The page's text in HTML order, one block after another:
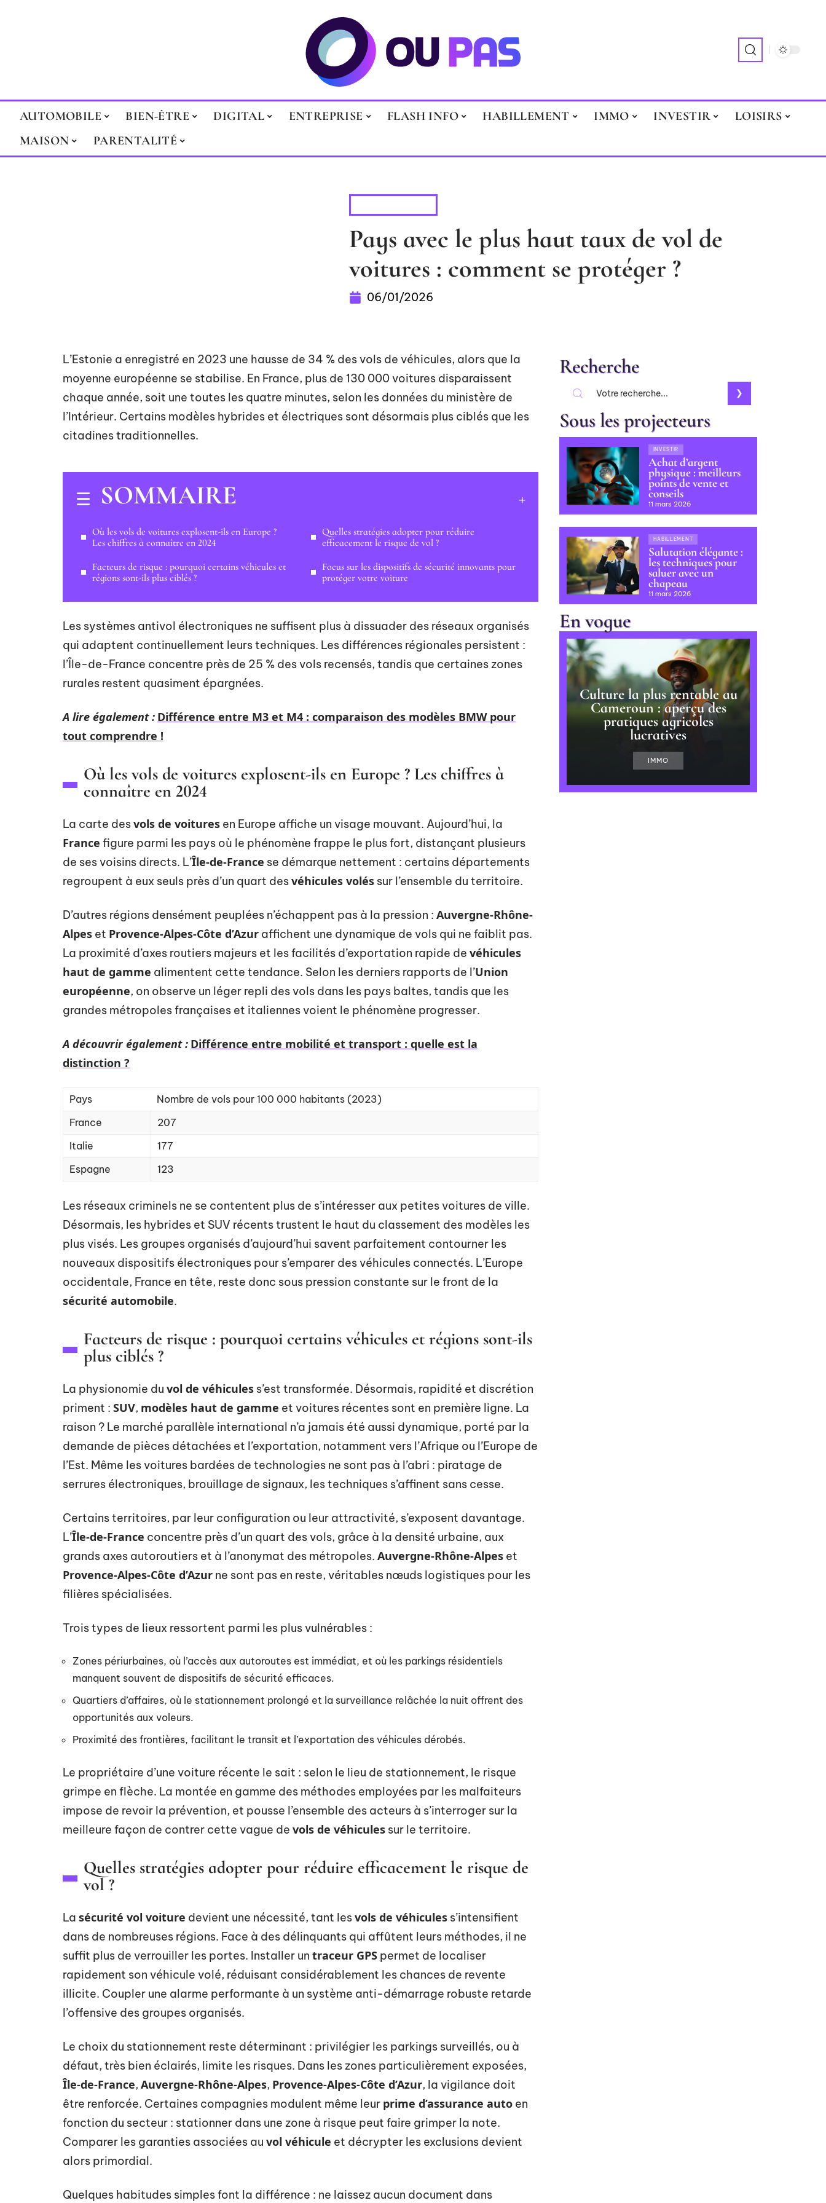
AUTOMOBILE BIEN-ÊTRE DIGITAL ENTREPRISE FLASH INFO HABILLEMENT IMMO INVESTIR
LOISIRS
MAISON
PARENTALITÉ
Pays avec le plus haut taux de vol de
voitures : comment se protéger ?
06/01/2026
L’Estonie a enregistré en 2023 une hausse de 34 % des vols de véhicules, alors que la
moyenne européenne se stabilise. En France, plus de 130 000 voitures disparaissent
chaque année, soit une toutes les quatre minutes, selon les données du ministère de
l’Intérieur. Certains modèles hybrides et électriques sont désormais plus ciblés que les
citadines traditionnelles.
SOMMAIRE
Où les vols de voitures explosent-ils en Europe ?
Les chiffres à connaître en 2024
Facteurs de risque : pourquoi certains véhicules et
régions sont-ils plus ciblés ?
Quelles stratégies adopter pour réduire
efficacement le risque de vol ?
Focus sur les dispositifs de sécurité innovants pour
protéger votre voiture
Les systèmes antivol électroniques ne suffisent plus à dissuader des réseaux organisés
qui adaptent continuellement leurs techniques. Les différences régionales persistent :
l’Île-de-France concentre près de 25 % des vols recensés, tandis que certaines zones
rurales restent quasiment épargnées.
A lire également : Différence entre M3 et M4 : comparaison des modèles BMW pour
tout comprendre !
Où les vols de voitures explosent-ils en Europe ? Les chiffres à
connaître en 2024
La carte desvols de voitures en Europe affiche un visage mouvant. Aujourd’hui, la
France figure parmi les pays où le phénomène frappe le plus fort, distançant plusieurs
de ses voisins directs. L’Île-de-France se démarque nettement : certains départements
regroupent à eux seuls près d’un quart desvéhicules volés sur l’ensemble du territoire.
D’autres régions densément peuplées n’échappent pas à la pression : Auvergne-Rhône-
Alpes et Provence-Alpes-Côte d’Azur affichent une dynamique de vols qui ne faiblit pas.
La proximité d’axes routiers majeurs et les facilités d’exportation rapide de véhicules
haut de gamme alimentent cette tendance. Selon les derniers rapports de l’Union
européenne, on observe un léger repli des vols dans les pays baltes, tandis que les
grandes métropoles françaises et italiennes voient le phénomène progresser.
A découvrir également : Différence entre mobilité et transport : quelle est la
distinction ?
Pays
Nombre de vols pour 100 000 habitants (2023)
France
207
Italie
177
Espagne
123
Les réseaux criminels ne se contentent plus de s’intéresser aux petites voitures de ville.
Désormais, les hybrides et SUV récents trustent le haut du classement des modèles les
plus visés. Les groupes organisés d’aujourd’hui savent parfaitement contourner les
nouveaux dispositifs électroniques pour s’emparer des véhicules connectés. L’Europe
occidentale, France en tête, reste donc sous pression constante sur le front de la
sécurité automobile.
Facteurs de risque : pourquoi certains véhicules et régions sont-ils
plus ciblés ?
La physionomie du vol de véhicules s’est transformée. Désormais, rapidité et discrétion
priment : SUV, modèles haut de gamme et voitures récentes sont en première ligne. La
raison ? Le marché parallèle international n’a jamais été aussi dynamique, porté par la
demande de pièces détachées et l’exportation, notamment vers l’Afrique ou l’Europe de
l’Est. Même les voitures bardées de technologies ne sont pas à l’abri : piratage de
serrures électroniques, brouillage de signaux, les techniques s’affinent sans cesse.
Certains territoires, par leur configuration ou leur attractivité, s’exposent davantage.
L’Île-de-France concentre près d’un quart des vols, grâce à la densité urbaine, aux
grands axes autoroutiers et à l’anonymat des métropoles. Auvergne-Rhône-Alpes et
Provence-Alpes-Côte d’Azur ne sont pas en reste, véritables nœuds logistiques pour les
filières spécialisées.
Trois types de lieux ressortent parmi les plus vulnérables :
Zones périurbaines, où l’accès aux autoroutes est immédiat, et où les parkings résidentiels
manquent souvent de dispositifs de sécurité efficaces.
Quartiers d’affaires, où le stationnement prolongé et la surveillance relâchée la nuit offrent des
opportunités aux voleurs.
Proximité des frontières, facilitant le transit et l’exportation des véhicules dérobés.
Le propriétaire d’une voiture récente le sait : selon le lieu de stationnement, le risque
grimpe en flèche. La montée en gamme des méthodes employées par les malfaiteurs
impose de revoir la prévention, et pousse l’ensemble des acteurs à s’interroger sur la
meilleure façon de contrer cette vague de vols de véhicules sur le territoire.
Quelles stratégies adopter pour réduire efficacement le risque de
vol ?
La sécurité vol voiture devient une nécessité, tant lesvols de véhicules s’intensifient
dans de nombreuses régions. Face à des délinquants qui affûtent leurs méthodes, il ne
suffit plus de verrouiller les portes. Installer un traceur GPS permet de localiser
rapidement son véhicule volé, réduisant considérablement les chances de revente
illicite. Coupler une alarme performante à un système anti-démarrage robuste retarde
l’offensive des groupes organisés.
Le choix du stationnement reste déterminant : privilégier les parkings surveillés, ou à
défaut, très bien éclairés, limite les risques. Dans les zones particulièrement exposées,
Île-de-France, Auvergne-Rhône-Alpes, Provence-Alpes-Côte d’Azur, la vigilance doit
être renforcée. Certaines compagnies modulent même leur prime d’assurance auto en
fonction du secteur : stationner dans une zone à risque peut faire grimper la note.
Comparer les garanties associées au vol véhicule et décrypter les exclusions devient
alors primordial.
Quelques habitudes simples font la différence : ne laissez aucun document dans
Recherche
Sous les projecteurs
INVESTIR
Achat d’argent
physique : meilleurs
points de vente et
conseils
11 mars 2026
HABILLEMENT
Salutation élégante :
les techniques pour
saluer avec un
chapeau
11 mars 2026
En vogue
Culture la plus rentable au
Cameroun : aperçu des
pratiques agricoles
lucratives
IMMO